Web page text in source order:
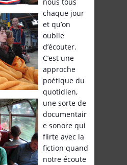
chaque jour
et qu’on
oublie
d’écouter.
C’est une
approche
poétique du
quotidien,
une sorte de
documentair
e sonore qui
flirte avec la
fiction quand
notre écoute